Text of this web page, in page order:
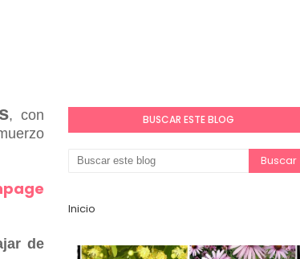
, con
de
BUSCAR ESTE BLOG
Inicio